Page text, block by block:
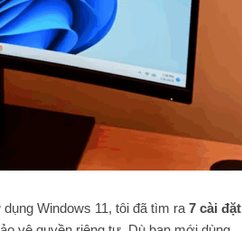
Windows 11, tôi đã tìm ra 7 cài đặt